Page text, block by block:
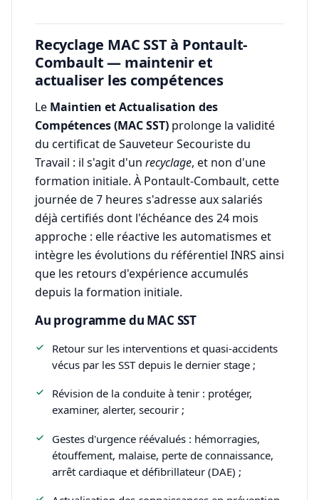
Recyclage MAC SST à Pontault-
Combault — maintenir et
actualiser les compétences
Le Maintien et Actualisation des
Compétences (MAC SST) prolonge la validité
du certificat de Sauveteur Secouriste du
Travail : il s'agit d'un recyclage, et non d'une
formation initiale. À Pontault-Combault, cette
journée de 7 heures s'adresse aux salariés
déjà certifiés dont l'échéance des 24 mois
approche : elle réactive les automatismes et
intègre les évolutions du référentiel INRS ainsi
que les retours d'expérience accumulés
depuis la formation initiale.
Au programme du MAC SST
Retour sur les interventions et quasi-accidents
vécus par les SST depuis le dernier stage ;
Révision de la conduite à tenir : protéger,
examiner, alerter, secourir ;
Gestes d'urgence réévalués : hémorragies,
étouffement, malaise, perte de connaissance,
arrêt cardiaque et défibrillateur (DAE) ;